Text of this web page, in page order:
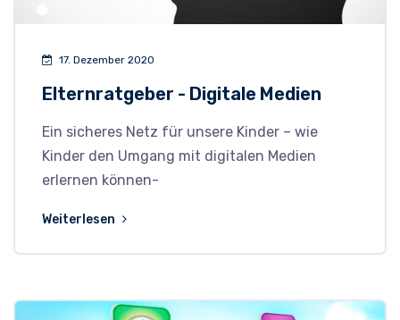
17. Dezember 2020
Elternratgeber - Digitale Medien
Ein sicheres Netz für unsere Kinder – wie
Kinder den Umgang mit digitalen Medien
erlernen können-
Weiterlesen